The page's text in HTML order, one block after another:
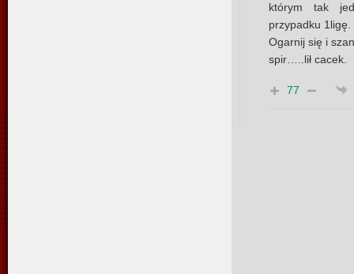
którym tak
przypadku 1ligę.
Ogarnij się i
spir…..lił cacek.
77